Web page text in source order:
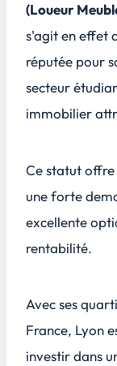
(Loueur
s'agit en effet
réputée pour
secteur
immobilier
Ce statut
une forte
excellente
rentabilité.
Avec ses
France, Lyon
investir dans